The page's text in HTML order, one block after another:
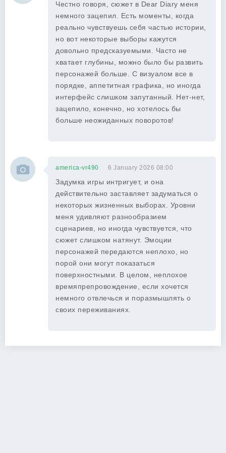
Честно говоря, сюжет в Dear Diary меня
немного зацепил. Есть моменты, когда
реально чувствуешь себя частью истории,
но вот некоторые выборы кажутся
довольно предсказуемыми. Часто не
хватает глубины, можно было бы развить
персонажей больше. С визуалом все в
порядке, аппетитная графика, но иногда
интерфейс слишком запутанный. Нет-нет,
зацепило, конечно, но хотелось бы
больше неожиданных поворотов!
america-vr490 6 January 2026 08:00
Задумка игры интригует, и она
действительно заставляет задуматься о
некоторых жизненных выборах. Уровни
меня удивляют разнообразием
сценариев, но иногда чувствуется, что
сюжет слишком натянут. Эмоции
персонажей передаются неплохо, но
порой они могут показаться
поверхностными. В целом, неплохое
времяпрепровождение, если хочется
немного отвлечься и поразмышлять о
своих переживаниях.